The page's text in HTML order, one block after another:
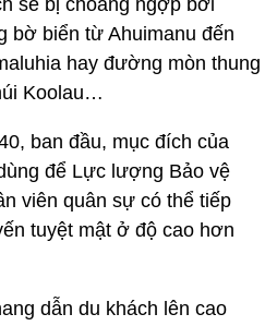
sẽ bị choáng ngợp bởi
bờ biển từ Ahuimanu đến
hay đường mòn thung
Koolau…
ban đầu, mục đích của
để Lực lượng Bảo vệ
viên quân sự có thể tiếp
tuyệt mật ở độ cao hơn
dẫn du khách lên cao